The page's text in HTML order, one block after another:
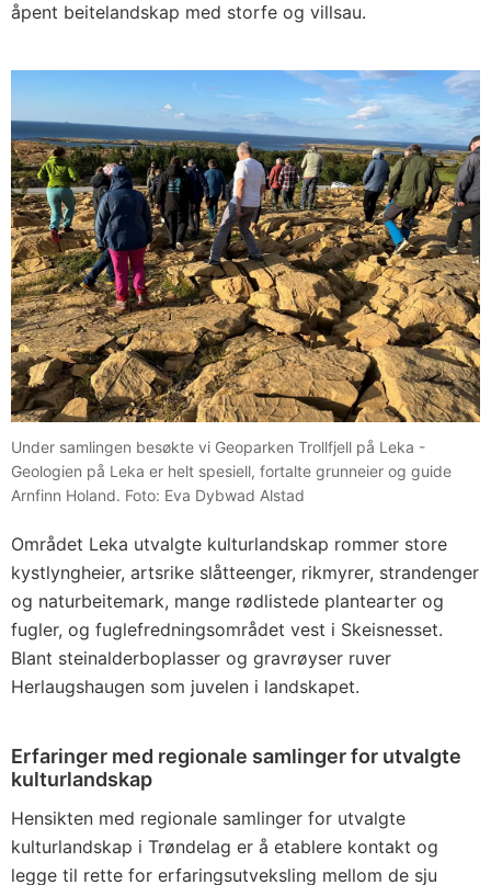
åpent beitelandskap med storfe og villsau.
Under samlingen besøkte vi Geoparken Trollfjell på Leka -
Geologien på Leka er helt spesiell, fortalte grunneier og guide
Arnfinn Holand. Foto: Eva Dybwad Alstad
Området Leka utvalgte kulturlandskap rommer store
kystlyngheier, artsrike slåtteenger, rikmyrer, strandenger
og naturbeitemark, mange rødlistede plantearter og
fugler, og fuglefredningsområdet vest i Skeisnesset.
Blant steinalderboplasser og gravrøyser ruver
Herlaugshaugen som juvelen i landskapet.
Erfaringer med regionale samlinger for utvalgte
kulturlandskap
Hensikten med regionale samlinger for utvalgte
kulturlandskap i Trøndelag er å etablere kontakt og
legge til rette for erfaringsutveksling mellom de sju